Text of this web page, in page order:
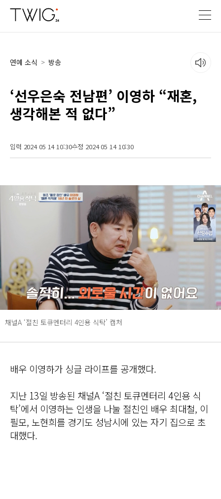
연예 소식 > 방송
‘선우은숙 전남편’ 이영하 “재혼,
생각해본 적 없다”
입력 2024 05 14 10:30수정 2024 05 14 10:30
채널A ‘절친 토큐멘터리 4인용 식탁’ 캡처
배우 이영하가 싱글 라이프를 공개했다.
지난 13일 방송된 채널A ‘절친 토큐멘터리 4인용 식
탁’에서 이영하는 인생을 나눌 절친인 배우 최대철, 이
필모, 노현희를 경기도 성남시에 있는 자기 집으로 초
대했다.